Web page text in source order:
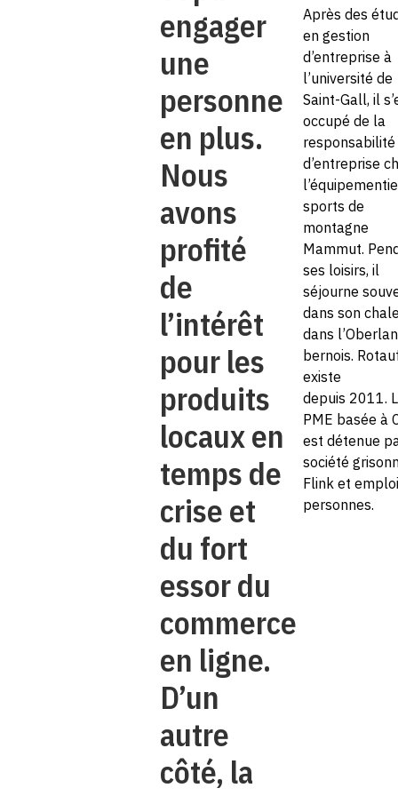
engager
une
personne
en plus.
Nous
avons
profité
de
l’intérêt
pour les
produits
locaux en
temps de
crise et
du fort
essor du
commerce
en ligne.
D’un
autre
côté, la
Après des
en gestion
d’entreprise à
l’université de
Saint-Gall, il
occupé de la
responsabilité
d’entreprise
sports de
montagne
Mammut.
ses loisirs, il
séjourne
dans son
dans
bernois.
existe
depuis 2011.
PME basée à
est détenue
société
Flink et
personnes.